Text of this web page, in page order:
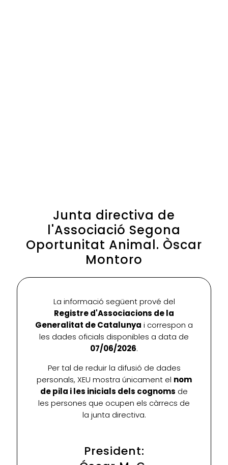
Junta directiva de
l'Associació Segona
Oportunitat Animal. Òscar
Montoro
La informació següent prové del
Registre d'Associacions de la
Generalitat de Catalunya i correspon a
les dades oficials disponibles a data de
07/06/2026.
Per tal de reduir la difusió de dades
personals, XEU mostra únicament el nom
de pila i les inicials dels cognoms de
les persones que ocupen els càrrecs de
la junta directiva.
President: